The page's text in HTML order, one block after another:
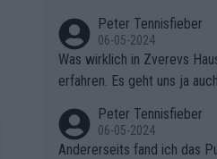
Peter Tennisfieber
06-05-2024
Was wirklich in Zverevs
erfahren. Es geht uns ja
Peter Tennisfieber
06-05-2024
Andererseits fand ich das